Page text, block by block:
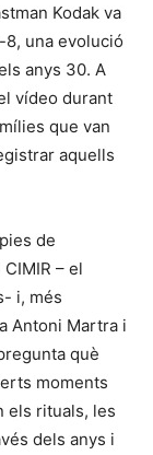
Kodak va
una evolució
anys 30. A
vídeo durant
que van
aquells
de
– el
i, més
Antoni Martra i
què
moments
els rituals, les
dels anys i